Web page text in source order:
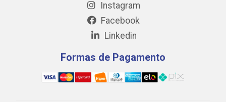
Instagram
Facebook
Linkedin
Formas de Pagamento